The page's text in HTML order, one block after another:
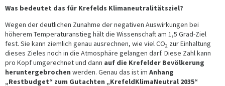
Was bedeutet das für Krefelds Klimaneutralitätsziel?
Wegen der deutlichen Zunahme der negativen Auswirkungen bei
höherem Temperaturanstieg hält die Wissenschaft am 1,5 Grad-Ziel
fest. Sie kann ziemlich genau ausrechnen, wie viel CO2 zur Einhaltung
dieses Zieles noch in die Atmosphäre gelangen darf. Diese Zahl kann
pro Kopf umgerechnet und dann auf die Krefelder Bevölkerung
heruntergebrochen werden. Genau das ist im Anhang
„Restbudget“ zum Gutachten „KrefeldKlimaNeutral 2035“